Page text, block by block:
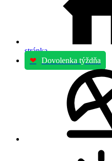
stránka
❤ Dovolenka týždňa